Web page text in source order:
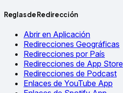
Reglas de Redirección
Abrir en Aplicación
Redirecciones Geográficas
Redirecciones por País
Redirecciones de App Store
Redirecciones de Podcast
Enlaces de YouTube App